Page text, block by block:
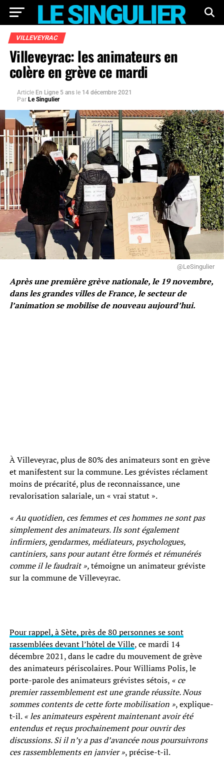
VILLEVEYRAC
Villeveyrac: les animateurs en
colère en grève ce mardi
Article En Ligne 5 ans le 14 décembre 2021
Par Le Singulier
@LeSingulier
Après une première grève nationale, le 19 novembre,
dans les grandes villes de France, le secteur de
l’animation se mobilise de nouveau aujourd’hui.
À Villeveyrac, plus de 80% des animateurs sont en grève
et manifestent sur la commune. Les grévistes réclament
moins de précarité, plus de reconnaissance, une
revalorisation salariale, un « vrai statut ».
« Au quotidien, ces femmes et ces hommes ne sont pas
simplement des animateurs. Ils sont également
infirmiers, gendarmes, médiateurs, psychologues,
cantiniers, sans pour autant être formés et rémunérés
comme il le faudrait »,témoigne un animateur gréviste
sur la commune de Villeveyrac.
Pour rappel, à Sète, près de 80 personnes se sont
rassemblées devant l’hôtel de Ville, ce mardi 14
décembre 2021, dans le cadre du mouvement de grève
des animateurs périscolaires. Pour Williams Polis, le
porte-parole des animateurs grévistes sétois, « ce
premier rassemblement est une grande réussite. Nous
sommes contents de cette forte mobilisation », explique-
t-il.« les animateurs espèrent maintenant avoir été
entendus et reçus prochainement pour ouvrir des
discussions. Si il n’y a pas d’avancée nous poursuivrons
ces rassemblements en janvier », précise-t-il.